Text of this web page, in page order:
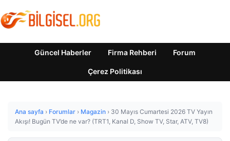
Güncel Haberler Firma Rehberi Forum
Çerez Politikası
Ana sayfa › Forumlar › Magazin › 30 Mayıs Cumartesi 2026 TV Yayın
Akışı! Bugün TV’de ne var? (TRT1, Kanal D, Show TV, Star, ATV, TV8)